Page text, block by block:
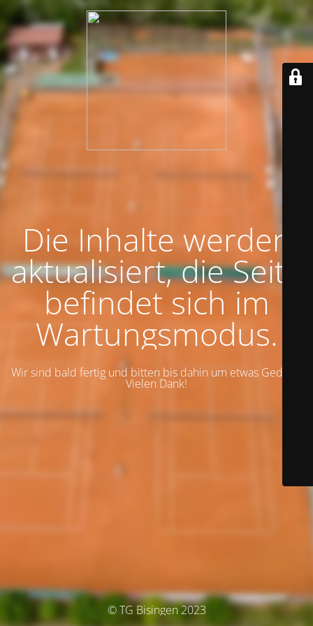
Die Inhalte werden
aktualisiert, die Seite
befindet sich im
Wartungsmodus.
Wir sind bald fertig und bitten bis dahin um etwas Geduld.
Vielen Dank!
© TG Bisingen 2023